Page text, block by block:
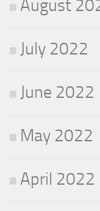
August
July 2022
June 2022
May 2022
April 2022